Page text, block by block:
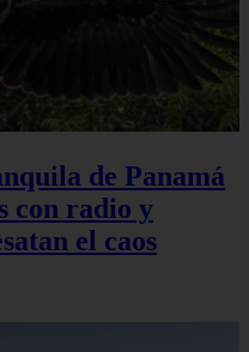
de Panamá
con radio y
el caos